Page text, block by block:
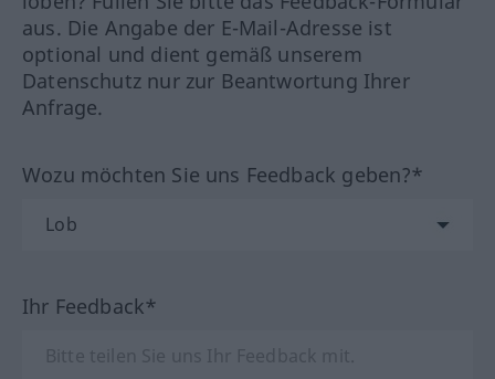
aus. Die Angabe der E-Mail-Adresse ist
optional und dient gemäß unserem
Datenschutz nur zur Beantwortung Ihrer
Anfrage.
Wozu möchten Sie uns Feedback geben?*
Ihr Feedback*